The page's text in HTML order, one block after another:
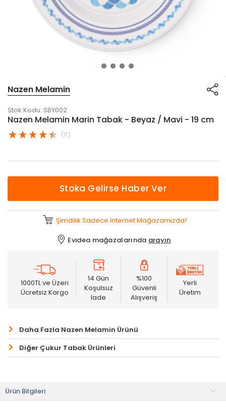
Nazen Melamin
Stok Kodu: SBY002
Nazen Melamin Marin Tabak - Beyaz / Mavi - 19 cm
(11)
Stoka Gelirse Haber Ver
Şimdilik Sadece İnternet Mağazamızda!
Evidea mağazalarında arayın
1000TL ve Üzeri
Ücretsiz Kargo
14 Gün
Koşulsuz
İade
%100
Güvenli
Alışveriş
Yerli
Üretim
Daha Fazla Nazen Melamin Ürünü
Diğer Çukur Tabak Ürünleri
Ürün Bilgileri